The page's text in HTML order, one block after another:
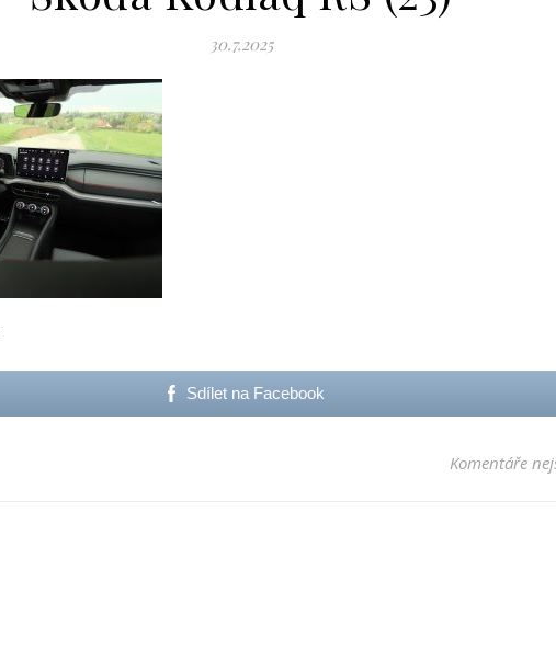
30.7.2025
Sdílet na Facebook
Komentáře